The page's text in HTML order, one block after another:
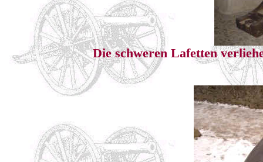
Die schweren Lafetten